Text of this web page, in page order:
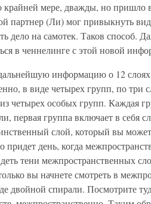
крайней мере, дважды, но пришло
партнер (Ли) мог привыкнуть
дело на самотек. Таков способ.
в ченнелинге с этой новой
информацию о 12
в виде четырех групп, по три
четырех особых групп. Каждая
первая группа включает в себя
слой, который вы
день, когда
тени межпространственных
вы начнете смотреть в
двойной спирали. Посмотрите